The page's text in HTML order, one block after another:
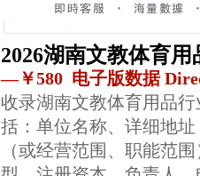
2026湖南文教体育
—￥580 电子版数据
收录湖南文教体育用品
括：单位名称、详细地
（或经营范围、职能范